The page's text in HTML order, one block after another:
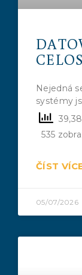
Nejedná
systémy
535
ČÍST
05/07/2026